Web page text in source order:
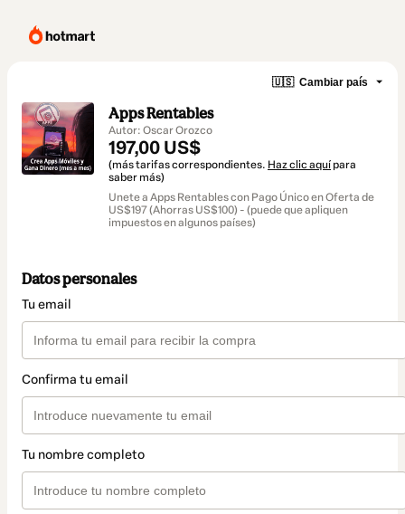
🇺🇸 Cambiar país
Apps Rentables
Autor: Oscar Orozco
197,00 US$
(más tarifas correspondientes. Haz clic aquí para
saber más)
Unete a Apps Rentables con Pago Único en Oferta de
US$197 (Ahorras US$100) - (puede que apliquen
impuestos en algunos países)
Datos personales
Tu email
Confirma tu email
Tu nombre completo